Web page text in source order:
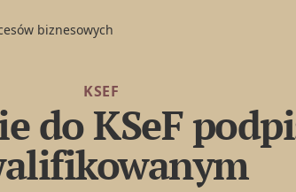
biznesowych
KSEF
do KSeF